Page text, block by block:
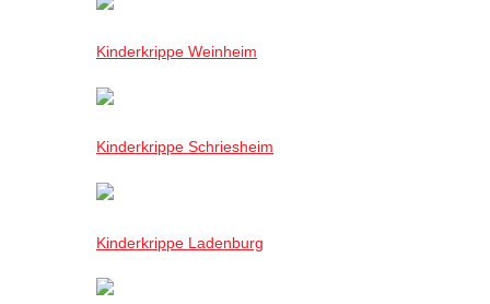
Kinderkrippe Weinheim
Kinderkrippe Schriesheim
Kinderkrippe Ladenburg